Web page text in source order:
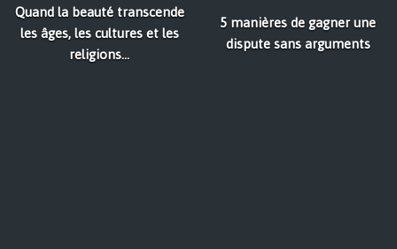
Quand la beauté transcende
les âges, les cultures et les
religions...
5 manières de gagner une
dispute sans arguments